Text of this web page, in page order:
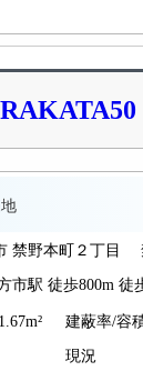
禁野本町２丁目
市駅 徒歩800m 徒
建蔽率/容
現況